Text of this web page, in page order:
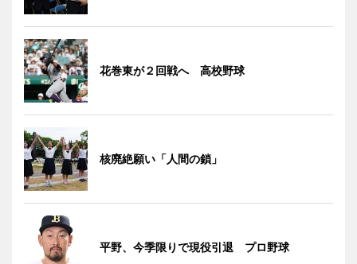
花巻東が２回戦へ 高校野球
核廃絶願い「人間の鎖」
平野、今季限りで現役引退 プロ野球